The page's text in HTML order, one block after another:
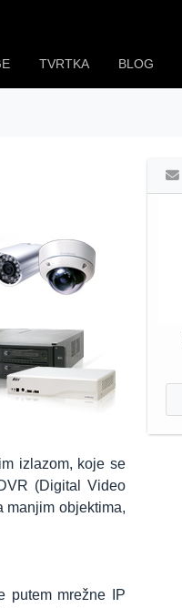
TVRTKA BLOG
izlazom, koje se
(Digital Video
manjim objektima,
putem mrežne IP